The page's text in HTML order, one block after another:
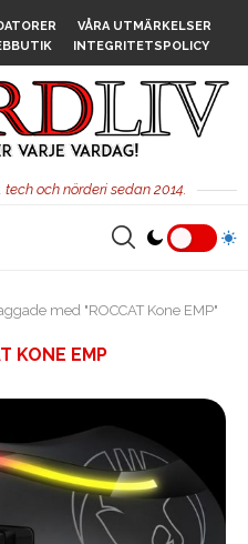
VÅRA UTMÄRKELSER
INTEGRITETSPOLICY
och nörderi sedan 2014.
med "ROCCAT Kone EMP"
KONE EMP